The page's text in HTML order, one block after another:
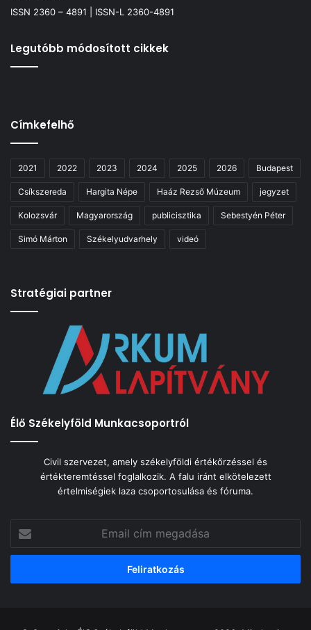
ISSN 2360 – 4891 | ISSN-L 2360-4891
Legutóbb módosított cikkek
Címkefelhő
2021 2022 2023 2024 2025 2026 Budapest
Csíkszereda Hargita Népe Haáz Rezső Múzeum jegyzet
Kolozsvár Magyarország publicisztika Sebestyén Péter
Simó Márton Székelyudvarhely videó
Stratégiai partner
Élő Székelyföld Munkacsoportról
Civil szervezet, amely székelyföldi értékőrzéssel és
értékteremtéssel foglalkozik. A falu iránt elkötelezett
értelmiségiek laza csoportosulása és fóruma.
cím
megadása